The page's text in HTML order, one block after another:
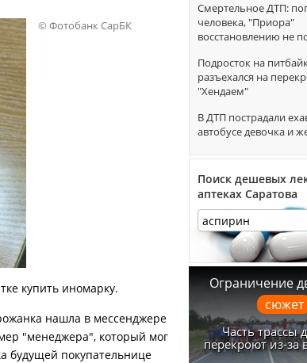
© Фотобанк СарБК
купить иномарку.
нашла в мессенджере
"менеджера", который мог
будущей покупательнице
Смертельное ДТП:
человека, "Приора"
восстановлению не
Подросток на
разъехался на
"Хендаем"
В ДТП пострадали
автобусе девочка и
Поиск дешевых
аптеках Саратова
Ограничение
сюжет
Часть трассы
перекроют из-за